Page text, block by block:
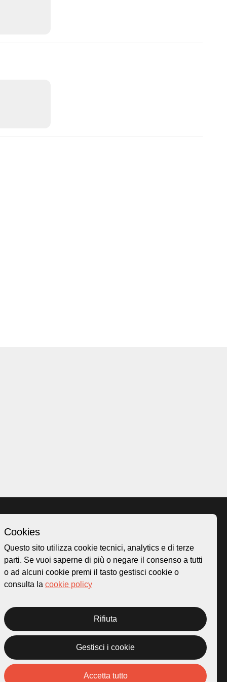
Policy
Homepage
Mappa
Storie
Cookies
Questo sito utilizza cookie tecnici, analytics e di terze
parti. Se vuoi saperne di più o negare il consenso a tutti
o ad alcuni cookie premi il tasto gestisci cookie o
consulta la cookie policy
Rifiuta
Gestisci i cookie
Accetta tutto